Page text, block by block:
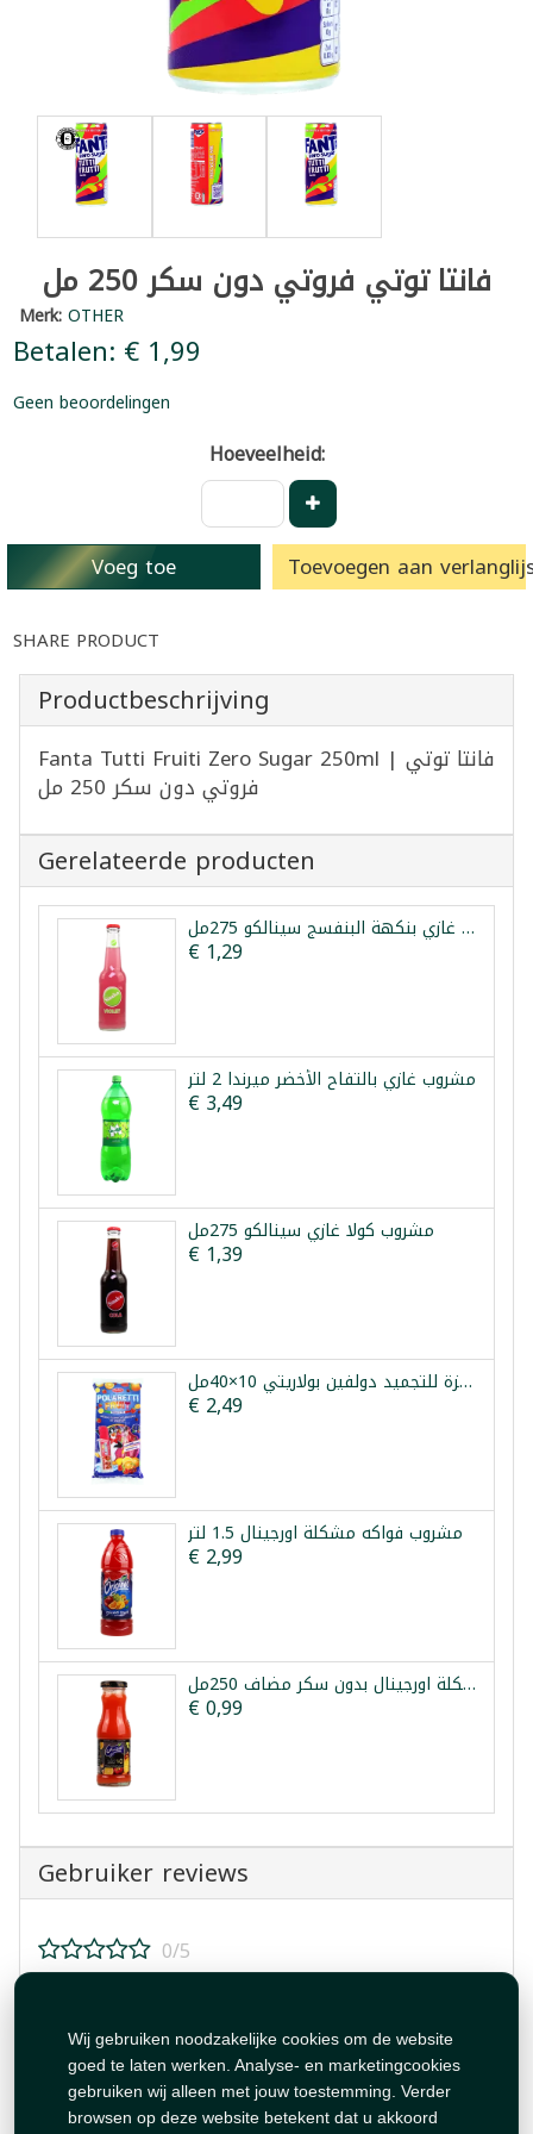
Wij gebruiken noodzakelijke cookies om de website
goed te laten werken. Analyse- en marketingcookies
gebruiken wij alleen met jouw toestemming. Verder
browsen op deze website betekent dat u akkoord
فانتا توتي فروتي دون سكر 250 مل
Merk:OTHER
Betalen: € 1,99
Geen beoordelingen
Hoeveelheid:
Voeg toe Toevoegen aan
SHARE PRODUCT
Productbeschrijving
Fanta Tutti Fruiti Zero Sugar 250ml | فانتا توتي
فروتي دون سكر 250 مل
Gerelateerde producten
مشروب غازي بنكهة البنفسج سينالكو 275مل
€ 1,29
مشروب غازي بالتفاح الأخضر ميرندا 2 لتر
€ 3,49
مشروب كولا غازي سينالكو 275مل
€ 1,39
مثلجات فواكه جاهزة للتجميد دولفين بولاريتي 10×40مل
€ 2,49
مشروب فواكه مشكلة اورجينال 1.5 لتر
€ 2,99
عصير فواكه مشكلة اورجينال بدون سكر مضاف 250مل
€ 0,99
Gebruiker reviews
0/5